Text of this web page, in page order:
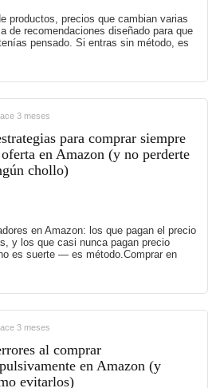
productos, precios que cambian varias
de recomendaciones diseñado para que
pensado. Si entras sin método, es
3 meses
para comprar siempre
en Amazon (y no perderte
chollo)
en Amazon: los que pagan el precio
y los que casi nunca pagan precio
es suerte — es método.Comprar en
3 meses
al comprar
en Amazon (y
evitarlos)